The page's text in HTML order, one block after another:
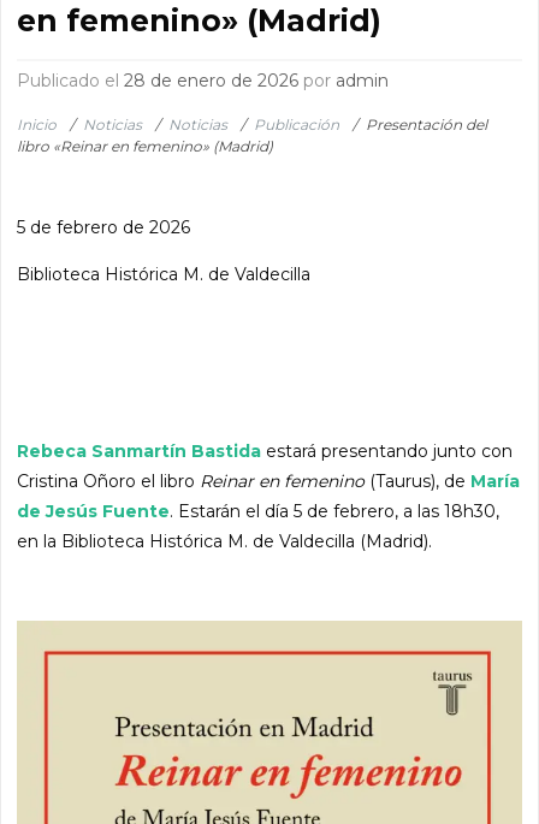
en femenino» (Madrid)
Publicado el28 de enero de 2026 por admin
Inicio / Noticias / Noticias / Publicación / Presentación del
libro «Reinar en femenino» (Madrid)
5 de febrero de 2026
Biblioteca Histórica M. de Valdecilla
Rebeca Sanmartín Bastida estará presentando junto con
Cristina Oñoro el libro Reinar en femenino(Taurus), de María
de Jesús Fuente. Estarán el día 5 de febrero, a las 18h30,
en la Biblioteca Histórica M. de Valdecilla (Madrid).